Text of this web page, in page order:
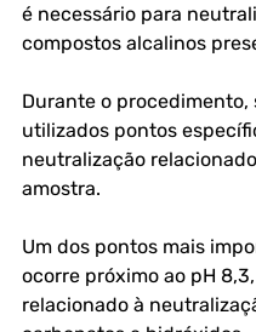
é necessário para
compostos alcalinos
Durante o procedimento,
utilizados pontos
neutralização
amostra.
Um dos pontos mais
ocorre próximo ao pH 8,3,
relacionado à